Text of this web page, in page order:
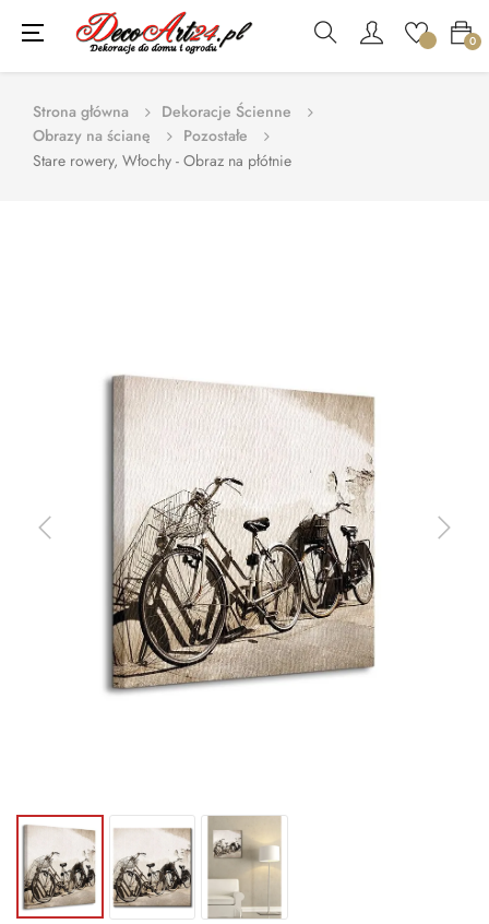
0
Toggle
navigation
☰
Strona główna
Dekoracje Ścienne
Obrazy na ścianę
Pozostałe
Stare rowery, Włochy - Obraz na płótnie